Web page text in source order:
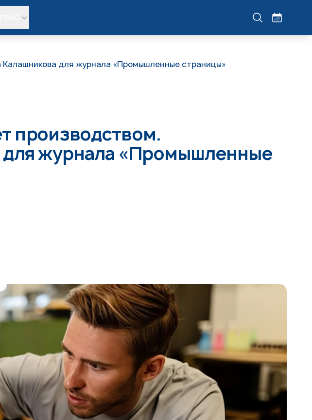
для журнала «Промышленные страницы»
производством.
журнала «Промышленные